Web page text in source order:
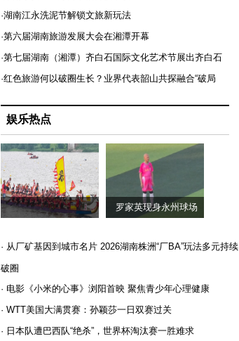
·湖南江永洗泥节解锁文旅新玩法
·第六届湖南旅游发展大会在湘潭开幕
·第七届湖南（湘潭）齐白石国际文化艺术节展出齐白石
·红色旅游何以破圈生长？业界代表韶山共探融合“破局
娱乐热点
罗家英现身永州球场
· 从厂矿基因到城市名片 2026湖南株洲“厂BA”玩法多元持续
破圈
· 电影《小米的心事》浏阳首映 聚焦青少年心理健康
· WTT美国大满贯赛：孙颖莎一日双赛过关
· 日本队遭巴西队“绝杀”，世界杯淘汰赛一胜难求